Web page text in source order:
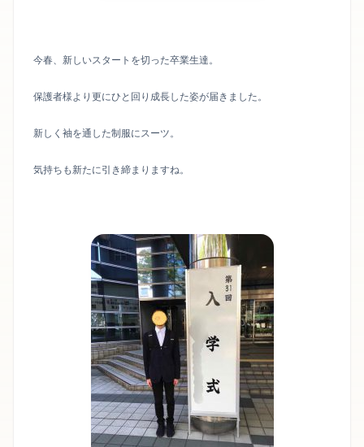
今春、新しいスタートを切った卒業生達。
保護者様より更にひと回り成長した姿が届きました。
新しく袖を通した制服にスーツ。
気持ちも新たに引き締まりますね。